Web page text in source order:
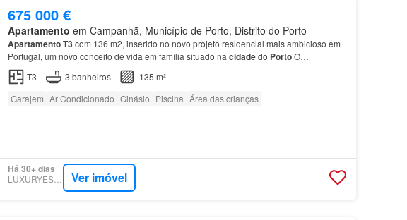
675 000 €
Apartamento em Campanhã, Município de Porto, Distrito do Porto
ApartamentoT3com 136 m2, inserido no novo projeto residencial mais ambicioso em
Portugal, um novo conceito de vida em família situado na cidadedo PortoO
Empreendimento Antas Atrium é o projeto residencial mais ambicioso e…
T3 3 banheiros
135 m²
Garajem Ar Condicionado Ginásio Piscina Área das crianças
Há 30+ dias
LUXURYESTATE Ver imóvel